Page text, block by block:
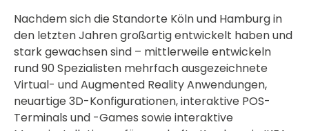
Nachdem sich die Standorte Köln und Hamburg in
den letzten Jahren großartig entwickelt haben und
stark gewachsen sind – mittlerweile entwickeln
rund 90 Spezialisten mehrfach ausgezeichnete
Virtual- und Augmented Reality Anwendungen,
neuartige 3D-Konfigurationen, interaktive POS-
Terminals und -Games sowie interaktive